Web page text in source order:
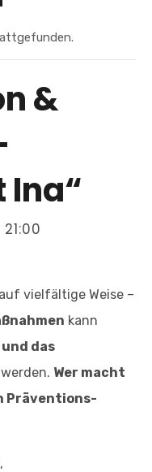
&
21:00
vielfältige Weise –
kann
das
werden. Wer macht
Präventions-
,